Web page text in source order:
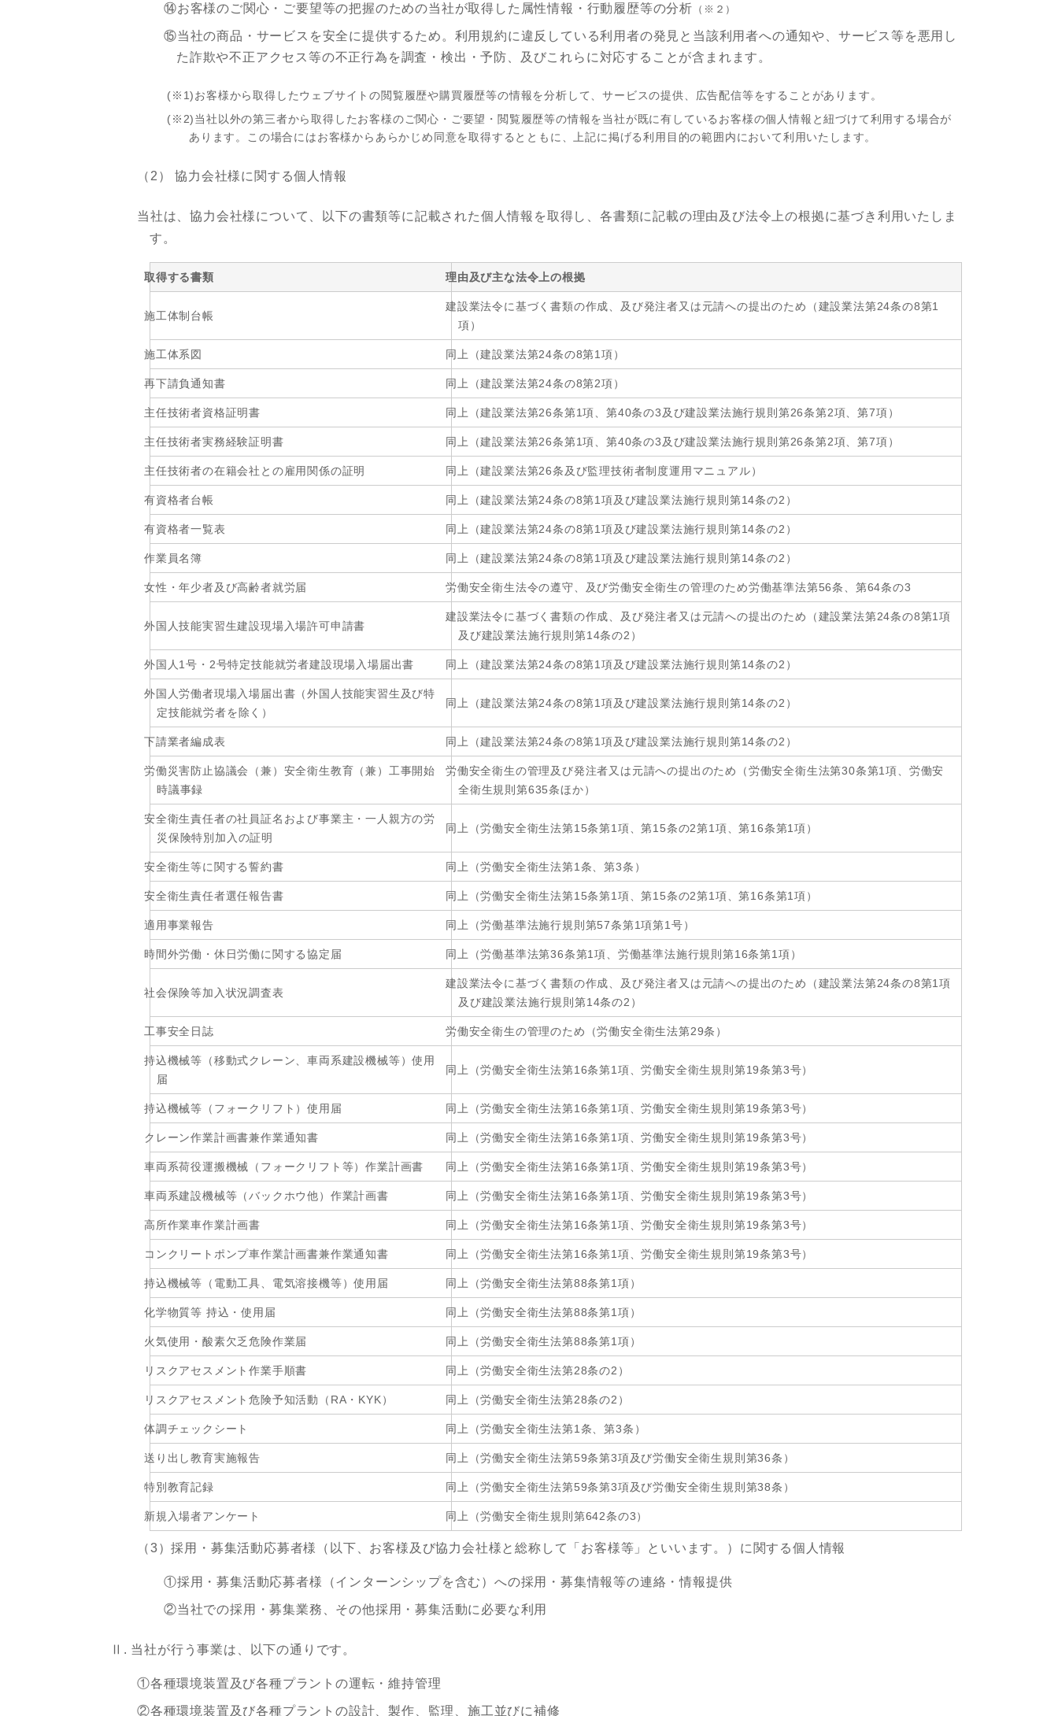
⑭お客様のご関心・ご要望等の把握のための当社が取得した属性情報・行動履歴等の分析 （※２）
⑮当社の商品・サービスを安全に提供するため。利用規約に違反している利用者の発見と当該利用者への通知や、サービス等を悪用し
た詐欺や不正アクセス等の不正行為を調査・検出・予防、及びこれらに対応することが含まれます。
(※1)お客様から取得したウェブサイトの閲覧履歴や購買履歴等の情報を分析して、サービスの提供、広告配信等をすることがあります。
(※2)当社以外の第三者から取得したお客様のご関心・ご要望・閲覧履歴等の情報を当社が既に有しているお客様の個人情報と紐づけて利用する場合が
あります。この場合にはお客様からあらかじめ同意を取得するとともに、上記に掲げる利用目的の範囲内において利用いたします。
（2） 協力会社様に関する個人情報
当社は、協力会社様について、以下の書類等に記載された個人情報を取得し、各書類に記載の理由及び法令上の根拠に基づき利用いたしま
す。
取得する書類 理由及び主な法令上の根拠
施工体制台帳
建設業法令に基づく書類の作成、及び発注者又は元請への提出のため（建設業法第24条の8第1
項）
施工体系図 同上（建設業法第24条の8第1項）
再下請負通知書 同上（建設業法第24条の8第2項）
主任技術者資格証明書 同上（建設業法第26条第1項、第40条の3及び建設業法施行規則第26条第2項、第7項）
主任技術者実務経験証明書 同上（建設業法第26条第1項、第40条の3及び建設業法施行規則第26条第2項、第7項）
主任技術者の在籍会社との雇用関係の証明 同上（建設業法第26条及び監理技術者制度運用マニュアル）
有資格者台帳 同上（建設業法第24条の8第1項及び建設業法施行規則第14条の2）
有資格者一覧表 同上（建設業法第24条の8第1項及び建設業法施行規則第14条の2）
作業員名簿 同上（建設業法第24条の8第1項及び建設業法施行規則第14条の2）
女性・年少者及び高齢者就労届 労働安全衛生法令の遵守、及び労働安全衛生の管理のため労働基準法第56条、第64条の3
外国人技能実習生建設現場入場許可申請書
建設業法令に基づく書類の作成、及び発注者又は元請への提出のため（建設業法第24条の8第1項
及び建設業法施行規則第14条の2）
外国人1号・2号特定技能就労者建設現場入場届出書 同上（建設業法第24条の8第1項及び建設業法施行規則第14条の2）
外国人労働者現場入場届出書（外国人技能実習生及び特
定技能就労者を除く）
同上（建設業法第24条の8第1項及び建設業法施行規則第14条の2）
下請業者編成表 同上（建設業法第24条の8第1項及び建設業法施行規則第14条の2）
労働災害防止協議会（兼）安全衛生教育（兼）工事開始
時議事録
労働安全衛生の管理及び発注者又は元請への提出のため（労働安全衛生法第30条第1項、労働安
全衛生規則第635条ほか）
安全衛生責任者の社員証名および事業主・一人親方の労
災保険特別加入の証明
同上（労働安全衛生法第15条第1項、第15条の2第1項、第16条第1項）
安全衛生等に関する誓約書 同上（労働安全衛生法第1条、第3条）
安全衛生責任者選任報告書 同上（労働安全衛生法第15条第1項、第15条の2第1項、第16条第1項）
適用事業報告 同上（労働基準法施行規則第57条第1項第1号）
時間外労働・休日労働に関する協定届 同上（労働基準法第36条第1項、労働基準法施行規則第16条第1項）
社会保険等加入状況調査表
建設業法令に基づく書類の作成、及び発注者又は元請への提出のため（建設業法第24条の8第1項
及び建設業法施行規則第14条の2）
工事安全日誌 労働安全衛生の管理のため（労働安全衛生法第29条）
持込機械等（移動式クレーン、車両系建設機械等）使用
届
同上（労働安全衛生法第16条第1項、労働安全衛生規則第19条第3号）
持込機械等（フォークリフト）使用届 同上（労働安全衛生法第16条第1項、労働安全衛生規則第19条第3号）
クレーン作業計画書兼作業通知書 同上（労働安全衛生法第16条第1項、労働安全衛生規則第19条第3号）
車両系荷役運搬機械（フォークリフト等）作業計画書 同上（労働安全衛生法第16条第1項、労働安全衛生規則第19条第3号）
車両系建設機械等（バックホウ他）作業計画書 同上（労働安全衛生法第16条第1項、労働安全衛生規則第19条第3号）
高所作業車作業計画書 同上（労働安全衛生法第16条第1項、労働安全衛生規則第19条第3号）
コンクリートポンプ車作業計画書兼作業通知書 同上（労働安全衛生法第16条第1項、労働安全衛生規則第19条第3号）
持込機械等（電動工具、電気溶接機等）使用届 同上（労働安全衛生法第88条第1項）
化学物質等 持込・使用届 同上（労働安全衛生法第88条第1項）
火気使用・酸素欠乏危険作業届 同上（労働安全衛生法第88条第1項）
リスクアセスメント作業手順書 同上（労働安全衛生法第28条の2）
リスクアセスメント危険予知活動（RA・KYK） 同上（労働安全衛生法第28条の2）
体調チェックシート 同上（労働安全衛生法第1条、第3条）
送り出し教育実施報告 同上（労働安全衛生法第59条第3項及び労働安全衛生規則第36条）
特別教育記録 同上（労働安全衛生法第59条第3項及び労働安全衛生規則第38条）
新規入場者アンケート 同上（労働安全衛生規則第642条の3）
（3）採用・募集活動応募者様（以下、お客様及び協力会社様と総称して「お客様等」といいます。）に関する個人情報
①採用・募集活動応募者様（インターンシップを含む）への採用・募集情報等の連絡・情報提供
②当社での採用・募集業務、その他採用・募集活動に必要な利用
Ⅱ. 当社が行う事業は、以下の通りです。
①各種環境装置及び各種プラントの運転・維持管理
②各種環境装置及び各種プラントの設計、製作、監理、施工並びに補修